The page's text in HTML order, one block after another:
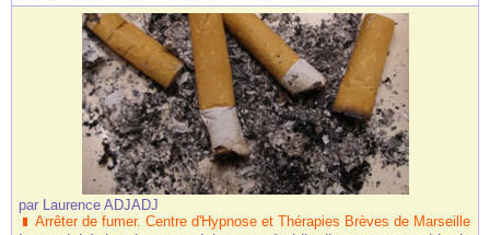
par Laurence ADJADJ
Arrêter de fumer. Centre d'Hypnose et Thérapies Brèves de Marseille